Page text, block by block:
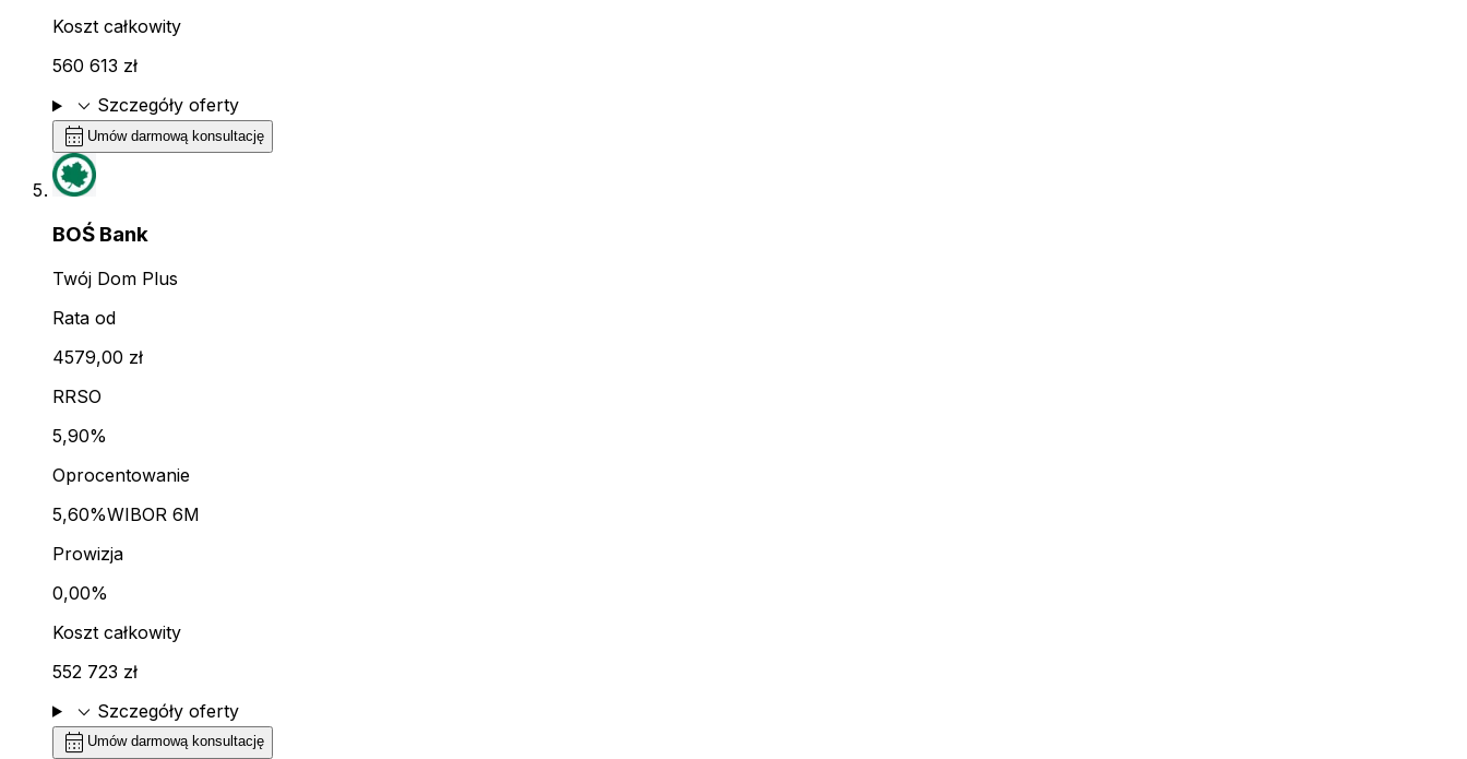
Koszt całkowity
560 613 zł
expand_more Szczegóły oferty
calendar_month Umów darmową konsultację
BOŚ Bank
Twój Dom Plus
Rata od
4579,00 zł
RRSO
5,90%
Oprocentowanie
5,60%WIBOR 6M
Prowizja
0,00%
Koszt całkowity
552 723 zł
expand_more Szczegóły oferty
calendar_month Umów darmową konsultację